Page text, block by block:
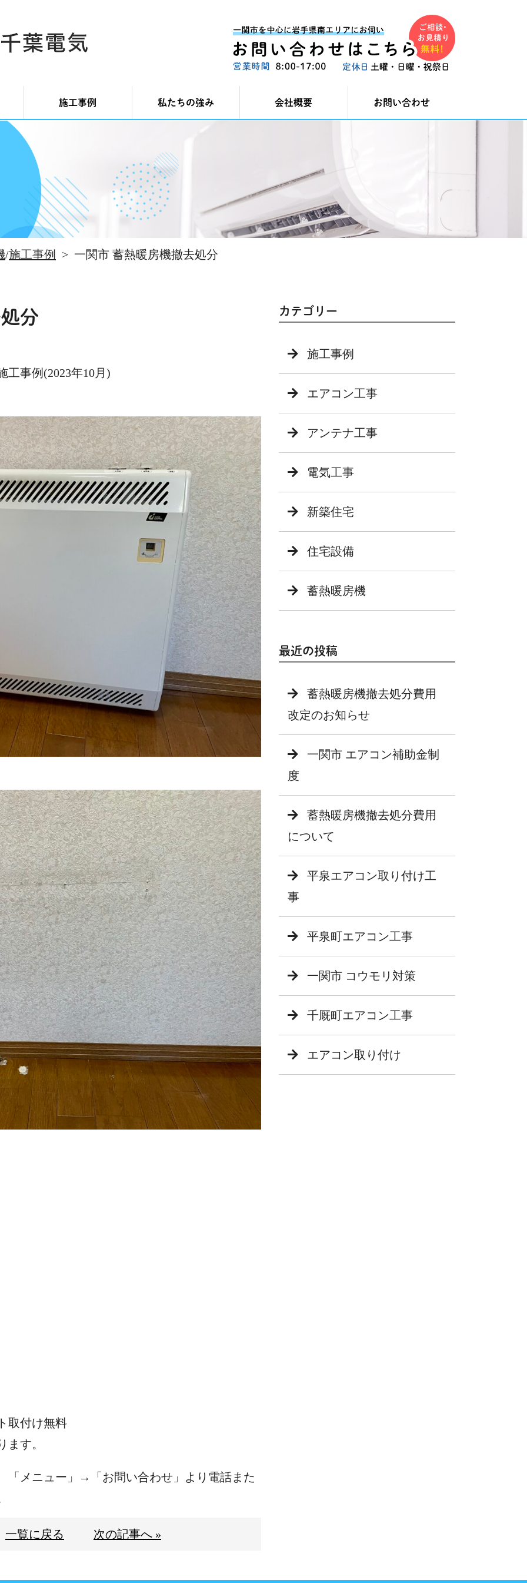
施工事例 私たちの強み 会社概要 お問い合わせ
/施工事例 一関市 蓄熱暖房機撤去処分
分
工事例(2023年10月)
取付け無料
す。
「メニュー」→「お問い合わせ」より電話また
一覧に戻る 次の記事へ »
カテゴリー
施工事例
エアコン工事
アンテナ工事
電気工事
新築住宅
住宅設備
蓄熱暖房機
最近の投稿
蓄熱暖房機撤去処分費用
改定のお知らせ
一関市 エアコン補助金制
度
蓄熱暖房機撤去処分費用
について
平泉エアコン取り付け工
事
平泉町エアコン工事
一関市 コウモリ対策
千厩町エアコン工事
エアコン取り付け